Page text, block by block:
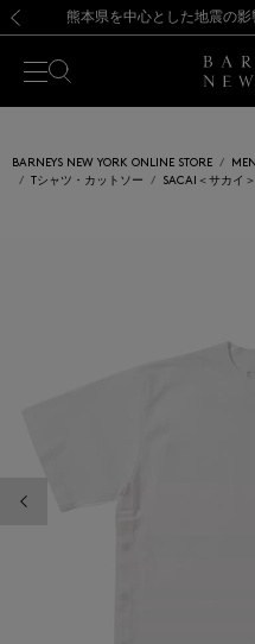
熊本県を中心とした地震の
【開催中】SUMMER
BARNEYS NEW YORK ONLINE STORE
Tシャツ・カットソー
SACAI＜サカイ